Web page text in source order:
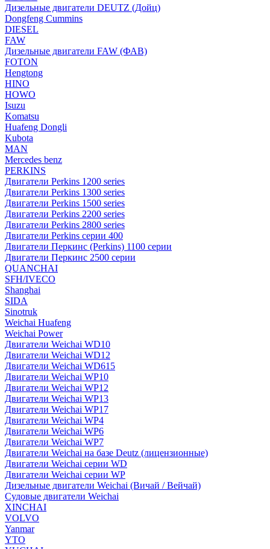
Дизельные двигатели DEUTZ (Дойц)
Dongfeng Cummins
DIESEL
FAW
Дизельные двигатели FAW (ФАВ)
FOTON
Hengtong
HINO
HOWO
Isuzu
Komatsu
Huafeng Dongli
Kubota
MAN
Mercedes benz
PERKINS
Двигатели Perkins 1200 series
Двигатели Perkins 1300 series
Двигатели Perkins 1500 series
Двигатели Perkins 2200 series
Двигатели Perkins 2800 series
Двигатели Perkins серии 400
Двигатели Перкинс (Perkins) 1100 серии
Двигатели Перкинс 2500 серии
QUANCHAI
SFH/IVECO
Shanghai
SIDA
Sinotruk
Weichai Huafeng
Weichai Power
Двигатели Weichai WD10
Двигатели Weichai WD12
Двигатели Weichai WD615
Двигатели Weichai WP10
Двигатели Weichai WP12
Двигатели Weichai WP13
Двигатели Weichai WP17
Двигатели Weichai WP4
Двигатели Weichai WP6
Двигатели Weichai WP7
Двигатели Weichai на базе Deutz (лицензионные)
Двигатели Weichai серии WD
Двигатели Weichai серии WP
Дизельные двигатели Weichai (Вичай / Вейчай)
Судовые двигатели Weichai
XINCHAI
VOLVO
Yanmar
YTO